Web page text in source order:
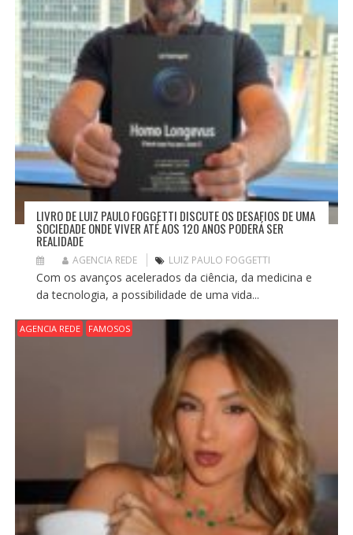
LIVRO DE LUIZ PAULO FOGGETTI DISCUTE OS DESAFIOS DE UMA
SOCIEDADE ONDE VIVER ATÉ AOS 120 ANOS PODERÁ SER
REALIDADE
AGENCIA REDE LUIZ PAULO FOGGETTI
Com os avanços acelerados da ciência, da medicina e
da tecnologia, a possibilidade de uma vida...
AGENCIA REDE FAMOSOS